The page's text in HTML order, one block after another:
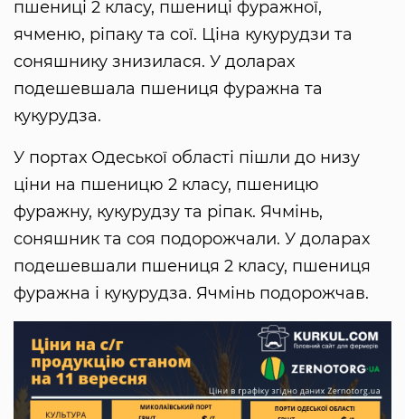
пшениці 2 класу, пшениці фуражної,
ячменю, ріпаку та сої. Ціна кукурудзи та
соняшнику знизилася. У доларах
подешевшала пшениця фуражна та
кукурудза.
У портах Одеської області пішли до низу
ціни на пшеницю 2 класу, пшеницю
фуражну, кукурудзу та ріпак. Ячмінь,
соняшник та соя подорожчали. У доларах
подешевшали пшениця 2 класу, пшениця
фуражна і кукурудза. Ячмінь подорожчав.